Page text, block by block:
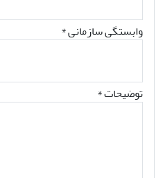
وابستگی سازمانی *
توضیحات *